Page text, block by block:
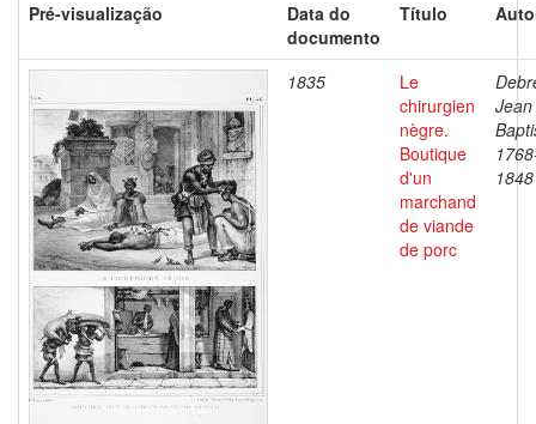
Pré-visualização
Data do
documento
Título
1835
Le
chirurgien
nègre.
Boutique
d'un
marchand
de viande
de porc
Jean
1848